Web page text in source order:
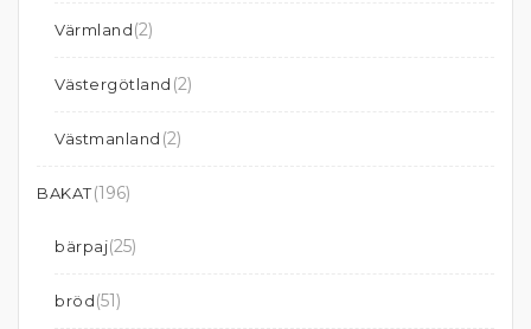
Värmland(2)
Västergötland (2)
Västmanland (2)
BAKAT(196)
bärpaj(25)
bröd(51)